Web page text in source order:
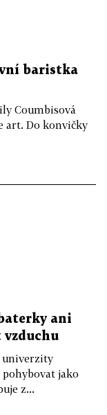
baristka
Coumbisová
art. Do konvičky
ani
univerzity
jako
z...